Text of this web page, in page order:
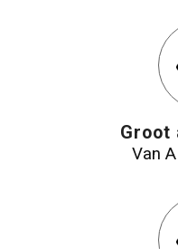
Groot
Van